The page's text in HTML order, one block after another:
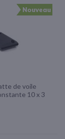
Nouveau
de voile
10 x 3